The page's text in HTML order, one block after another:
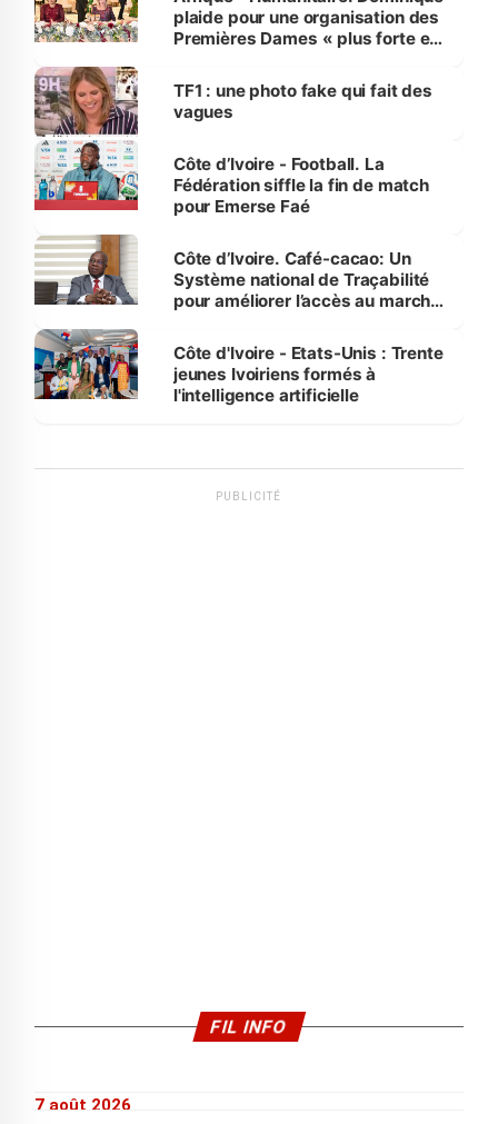
plaide pour une organisation des
Premières Dames « plus forte et
sur la scène internationale »
TF1 : une photo fake qui fait des
vagues
Côte d’Ivoire - Football. La
Fédération siffle la fin de match
pour Emerse Faé
Côte d’Ivoire. Café-cacao: Un
Système national de Traçabilité
pour améliorer l’accès au marché
Côte d'Ivoire - Etats-Unis : Trente
jeunes Ivoiriens formés à
l'intelligence artificielle
PUBLICITÉ
FIL INFO
7 août 2026